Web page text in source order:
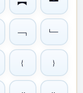
﹁ ﹂
﹛ ﹜